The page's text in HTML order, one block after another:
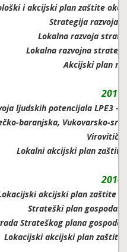
i akcijski plan zaštite
Strategija razvoja
Lokalna razvoja
Lokalna razvojna
Akcijski plan
ljudskih potencijala LPE3 -
baranjska, Vukovarsko-
Lokalni akcijski plan
akcijski plan zaštite
Strateški plan
Strateškog plana
Lokacijski akcijski plan zaštite